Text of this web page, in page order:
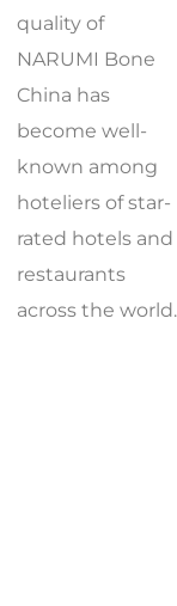
quality of
NARUMI Bone
China has
become well-
known among
hoteliers of star-
rated hotels and
restaurants
across the world.